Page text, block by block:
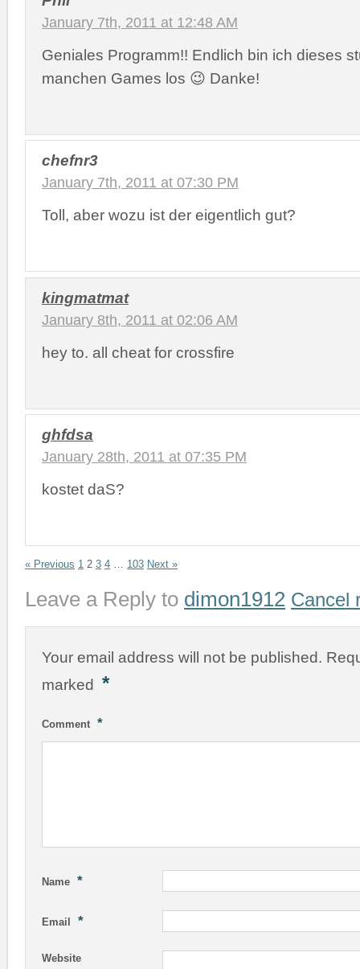
January 7th, 2011 at 12:48 AM
Geniales Programm!! Endlich bin ich dieses
manchen Games los 😉 Danke!
chefnr3
January 7th, 2011 at 07:30 PM
Toll, aber wozu ist der eigentlich gut?
kingmatmat
January 8th, 2011 at 02:06 AM
hey to. all cheat for crossfire
ghfdsa
January 28th, 2011 at 07:35 PM
kostet daS?
« Previous 1 2 3 4 … 103 Next »
Leave a Reply to dimon1912 Cancel
Your email address will not be published.
marked *
Comment *
Name *
Email *
Website